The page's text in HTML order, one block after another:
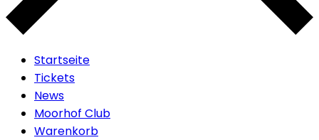
Startseite
Tickets
News
Moorhof Club
Warenkorb